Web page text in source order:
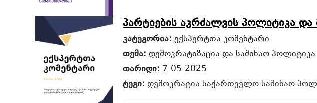
პარტიების აკრძალვის პოლიტიკა
კატეგორია: ექსპერტთა კომენტარი
თემა: დემოკრატიზაცია და საშინაო პოლიტიკა
თარიღი: 7-05-2025
ტეგი: დემოკრატიასაქართველოსაშინაო